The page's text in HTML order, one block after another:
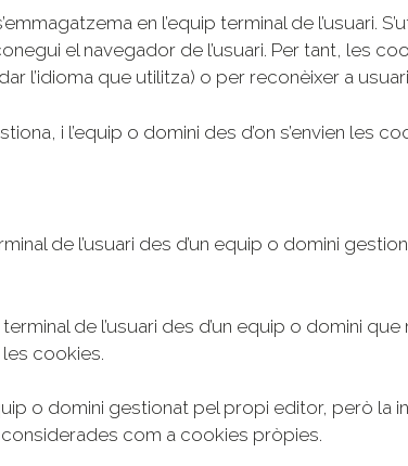
en l’equip terminal de l’usuari.
el navegador de l’usuari. Per tant, les
l’idioma que utilitza) o per reconèixer a
i l’equip o domini des d’on s’envien les
de l’usuari des d’un equip o domini
de l’usuari des d’un equip o domini
cookies.
o domini gestionat pel propi editor, però la
com a cookies pròpies.